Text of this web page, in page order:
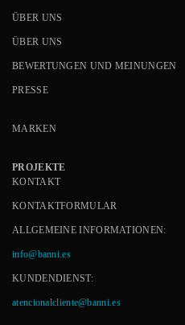
ÜBER UNS
ÜBER UNS
BEWERTUNGEN UND MEINUNGEN
PRESSE
MARKEN
PROJEKTE
KONTAKT
KONTAKTFORMULAR
ALLGEMEINE INFORMATIONEN:
info@banni.es
KUNDENDIENST:
atencionalcliente@banni.es